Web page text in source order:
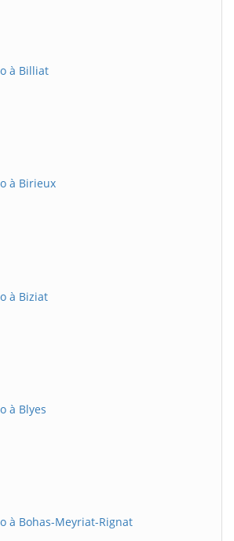
à Billiat
à Birieux
à Biziat
à Blyes
à Bohas-Meyriat-Rignat